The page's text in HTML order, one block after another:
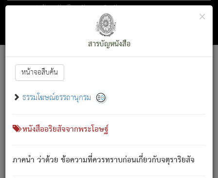
ตอน 1 ว่าด้วย สัตว์โลกกับจตุราริยสัจ
สารบัญ×
สารบัญหนังสือ
หน้าจอสืบค้น
ธรรมโฆษณ์อรรถานุกรม
หนังสืออริยสัจจากพระโอษฐ์
ภาคนำ ว่าด้วย ข้อความที่ควรทราบก่อนเกี่ยวกับจตุราริยสัจ
Font :15 ]||
สัตว์โลกนี้ เกิดความเดือดร้อนแล้ว มีผัสสะบังหน้า
เขาสำคัญสิ่งใด โดยความเป็นประการใด แต่สิ่งนั้นย่อมเป็น
(ตามที่เป็นจริง) โดยประการอื่นจากที่เขาสำคัญนั้น
สัตว์โลกติดข้องอยู่ในภพ ถูกภพบังหน้าแล้ว มีภพโดยความ
เป็นอย่างอื่น (จากที่มันเป็นอยู่จริง) จึงได้เพลิดเพลินยิ่งนักในภพ